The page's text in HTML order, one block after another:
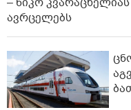
ავრცელებს